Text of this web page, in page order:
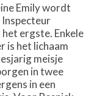
Emily wordt
ergste. Enkele
is het lichaam
meisje
in twee
in een